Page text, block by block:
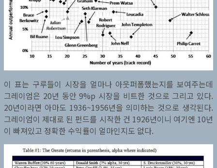
이 표는 구루들이 시장을 얼마나 아웃퍼폼했는지를 보여주는데
그레이엄은 20년 동안 9%p 시장을 비트한 것으로 그리고 있다.
20년이라면 아마도 1936~1956년을 의미하는 것으로 생각된다.
그레이엄이 제대로 된 펀드를 시작한 건 1926년이니 여기엔 10년
이 빠져있고 정확한 수익률이 얼마인지도 없다.